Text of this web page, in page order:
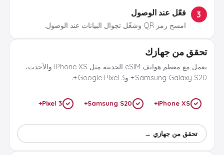
3 فعّل عند الوصول
امسح رمز QR وشغّل تجوال البيانات عند الوصول.
تحقق من جهازك
تعمل مع معظم هواتف eSIM الحديثة مثل iPhone XS والأحدث،
Samsung Galaxy S20+ وGoogle Pixel 3+.
iPhone XS+
Samsung S20+
Pixel 3+
تحقق من جهازي →